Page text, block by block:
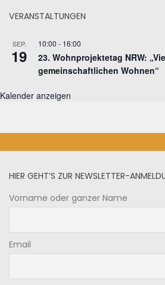
VERANSTALTUNGEN
SEP.
19
10:00 - 16:00
23. Wohnprojektetag NRW:
gemeinschaftlichen Wohnen“
Kalender anzeigen
HIER GEHT’S ZUR NEWSLETTER-
Vorname oder ganzer Name
Email